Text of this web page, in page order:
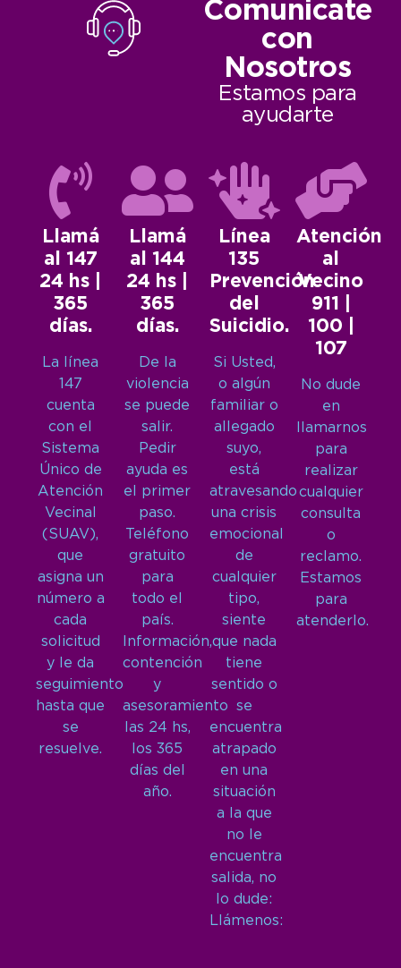
Comunicate
con
Nosotros
Estamos para
ayudarte
Llamá
al 147
24 hs |
365
días.
La línea
147
cuenta
con el
Sistema
Único de
Atención
Vecinal
(SUAV),
que
asigna un
número a
cada
solicitud
y le da
seguimiento
hasta que
se
resuelve.
Llamá
al 144
24 hs |
365
días.
De la
violencia
se puede
salir.
Pedir
ayuda es
el primer
paso.
Teléfono
gratuito
para
todo el
país.
Información,
contención
y
asesoramiento
las 24 hs,
los 365
días del
año.
Línea
135
Prevención
del
Suicidio.
Si Usted,
o algún
familiar o
allegado
suyo,
está
atravesando
una crisis
emocional
de
cualquier
tipo,
siente
que nada
tiene
sentido o
se
encuentra
atrapado
en una
situación
a la que
no le
encuentra
salida, no
lo dude:
Llámenos:
Atención
al
Vecino
911 |
100 |
107
No dude
en
llamarnos
para
realizar
cualquier
consulta
o
reclamo.
Estamos
para
atenderlo.